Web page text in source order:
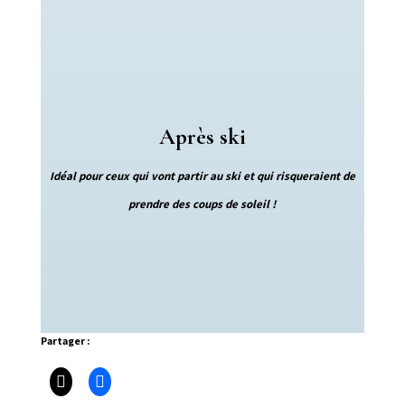
Après ski
Idéal pour ceux qui vont partir au ski et qui risqueraient de
prendre des coups de soleil !
Partager :